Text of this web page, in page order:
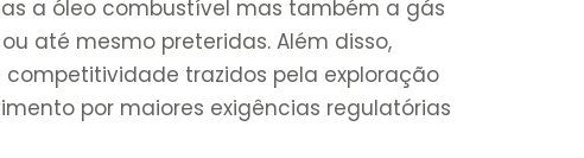
a óleo combustível mas também a gás
até mesmo preteridas. Além disso,
trazidos pela exploração
por maiores exigências regulatórias